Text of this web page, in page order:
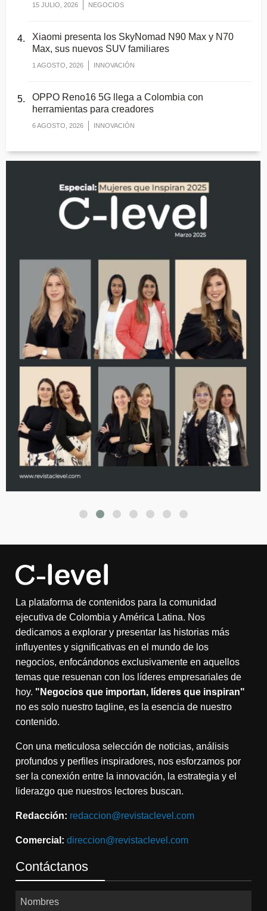
15 JULIO, 2026 NEGOCIOS
Xiaomi presenta los SkyNomad N90 Max y N70
Max, sus nuevos SUV familiares
1 AGOSTO, 2026 INNOVACIÓN
OPPO Reno16 5G llega a Colombia con
herramientas para creadores
6 AGOSTO, 2026 INNOVACIÓN
La plataforma de contenidos para la comunidad
ejecutiva de Colombia y América Latina. Nos
dedicamos a explorar y presentar las historias más
influyentes y significativas en el mundo de los
negocios, enfocándonos exclusivamente en aquellos
temas que resuenan con los líderes empresariales de
hoy. "Negocios que importan, líderes que inspiran"
no es solo nuestro tagline, es la esencia de nuestro
contenido.
Con una meticulosa selección de noticias, análisis
profundos y perfiles inspiradores, nos esforzamos por
ser la conexión entre la innovación, la estrategia y el
liderazgo que nuestros lectores buscan.
Redacción: redaccion@revistaclevel.com
Comercial: direccion@revistaclevel.com
Contáctanos
Nombres